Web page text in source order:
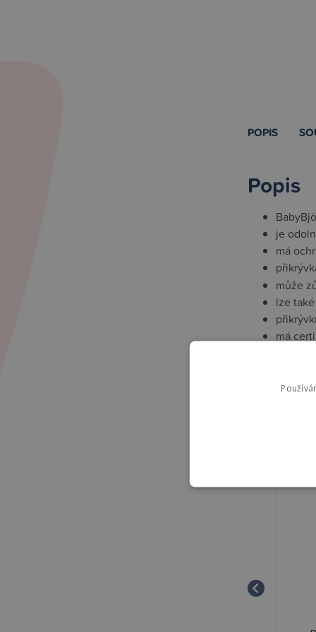
POPIS
Popis
je
má
může
lze
má